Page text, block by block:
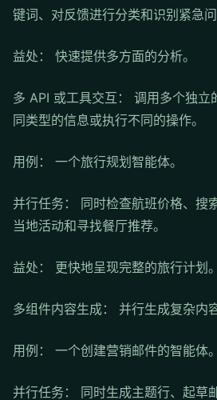
键词、对反馈进行分类和识别紧急问
益处： 快速提供多方面的分析。
多 API 或工具交互： 调用多个独立
同类型的信息或执行不同的操作。
用例： 一个旅行规划智能体。
并行任务： 同时检查航班价格、搜
当地活动和寻找餐厅推荐。
益处： 更快地呈现完整的旅行计划。
多组件内容生成： 并行生成复杂内
用例： 一个创建营销邮件的智能体。
并行任务： 同时生成主题行、起草